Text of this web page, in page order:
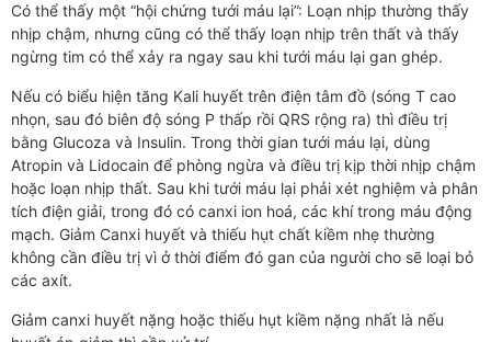
Có thể thấy một “hội chứng tưới máu lại”: Loạn nhịp thường thấy
nhịp chậm, nhưng cũng có thể thấy loạn nhịp trên thất và thấy
ngừng tim có thể xảy ra ngay sau khi tưới máu lại gan ghép.
Nếu có biểu hiện tăng Kali huyết trên điện tâm đồ (sóng T cao
nhọn, sau đó biên độ sóng P thấp rồi QRS rộng ra) thì điều trị
bằng Glucoza và Insulin. Trong thời gian tưới máu lại, dùng
Atropin và Lidocain để phòng ngừa và điều trị kịp thời nhịp chậm
hoặc loạn nhịp thất. Sau khi tưới máu lại phải xét nghiệm và phân
tích điện giải, trong đó có canxi ion hoá, các khí trong máu động
mạch. Giảm Canxi huyết và thiếu hụt chất kiềm nhẹ thường
không cần điều trị vì ở thời điểm đó gan của người cho sẽ loại bỏ
các axít.
Giảm canxi huyết nặng hoặc thiếu hụt kiềm nặng nhất là nếu